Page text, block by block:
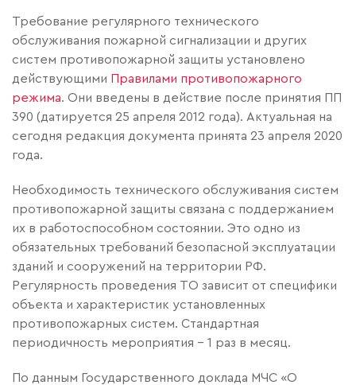
Требование регулярного технического
обслуживания пожарной сигнализации и других
систем противопожарной защиты установлено
действующими Правилами противопожарного
режима. Они введены в действие после принятия ПП
390 (датируется 25 апреля 2012 года). Актуальная на
сегодня редакция документа принята 23 апреля 2020
года.
Необходимость технического обслуживания систем
противопожарной защиты связана с поддержанием
их в работоспособном состоянии. Это одно из
обязательных требований безопасной эксплуатации
зданий и сооружений на территории РФ.
Регулярность проведения ТО зависит от специфики
объекта и характеристик установленных
противопожарных систем. Стандартная
периодичность мероприятия - 1 раз в месяц.
По данным Государственного доклада МЧС «О